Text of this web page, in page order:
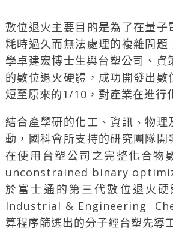
數位退火主要目的是為了在量
耗時過久而無法處理的複雜問
學卓建宏博士生與台塑公司、
的數位退火硬體，成功開發出
短至原來的1/10，對產業在進行
結合產學研的化工、資訊、物
動，國科會所支持的研究團隊
在使用台塑公司之完整化合
unconstrained binary
於富士通的第三代數位退火
Industrial & Engineering
算程序篩選出的分子經台塑先導